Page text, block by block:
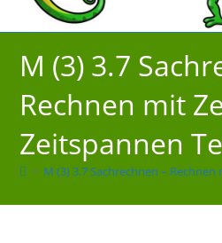
M (3) 3.7
Rechnen mit
Zeitspannen
> M (3) 3.7 Sachrechnen –